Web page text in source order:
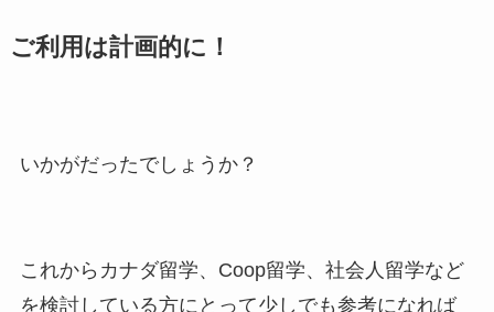
ご利用は計画的に！
いかがだったでしょうか？
これからカナダ留学、Coop留学、社会人留学など
を検討している方にとって少しでも参考になれば